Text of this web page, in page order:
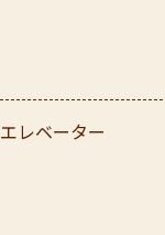
エレベーター